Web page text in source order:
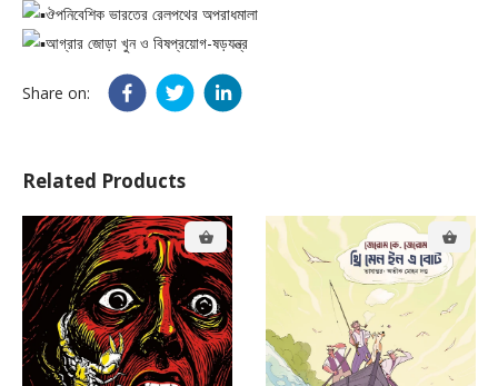
ঔপনিবেশিক ভারতের রেলপথের অপরাধমালা
আগ্রার জোড়া খুন ও বিষপ্রয়োগ-ষড়যন্ত্র
Share on:
Related Products